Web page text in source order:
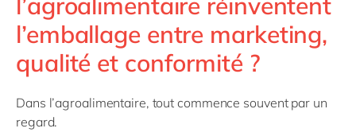
l’emballage entre marketing,
qualité et conformité ?
Dans l’agroalimentaire, tout commence souvent par un
regard.